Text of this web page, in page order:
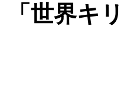
「世界キ